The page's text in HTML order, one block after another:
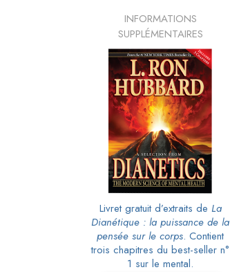
INFORMATIONS
SUPPLÉMENTAIRES
Livret gratuit d’extraits de La
Dianétique : la puissance de la
pensée sur le corps. Contient
trois chapitres du best-seller n°
1 sur le mental.